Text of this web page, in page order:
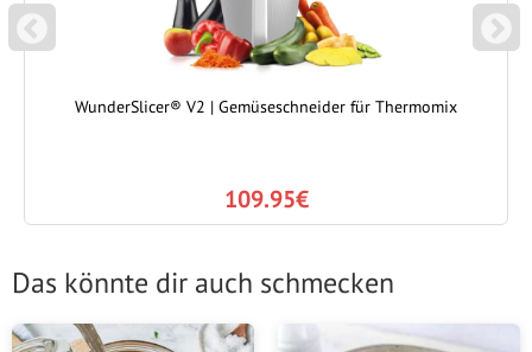
P
REVIOUS
WunderSlicer® V2 | Gemüseschneider für Thermomix
109.95€
N
EXT
Das könnte dir auch schmecken